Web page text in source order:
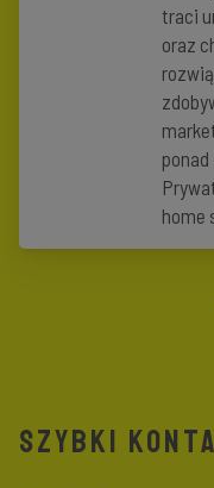
traci
oraz
ponad
home
SZYBKI